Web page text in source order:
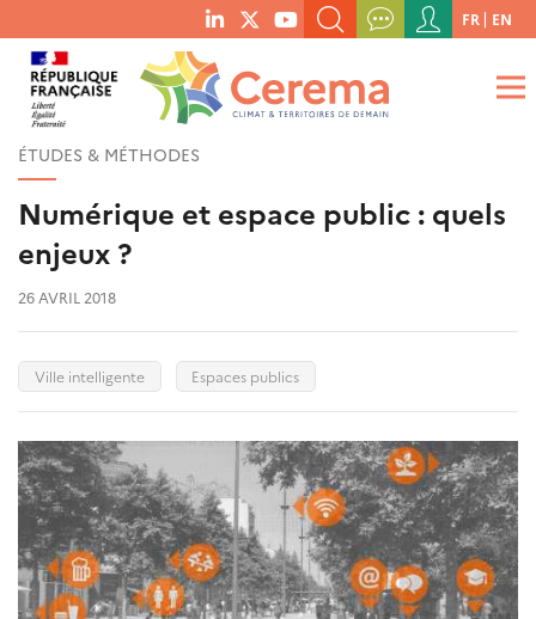
menu
social
links
RECHERCHER UN MOT-CLÉ, UNE PUBLICATION, ETC.
QUE RECHERCHEZ-VOUS ?
Menu
du
compte
de
FR EN
ÉTUDES & MÉTHODES
Numérique et espace public : quels
enjeux ?
26 AVRIL 2018
Ville intelligente Espaces publics